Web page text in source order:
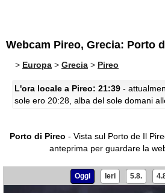
Webcam Pireo, Grecia: Porto
> Europa > Grecia > Pireo
L'ora locale a Pireo: 21:39 -
sole ero 20:28, alba del sole domani
Porto di Pireo - Vista sul Porto de Il
anteprima per guardare la
Oggi Ieri 5.8.